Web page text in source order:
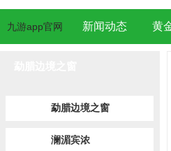
九游app官网 新闻动态 黄
勐腊边境之窗
澜湄宾浓